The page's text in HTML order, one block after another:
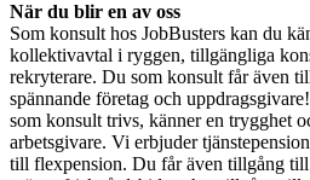
När du blir en av oss
Som konsult hos JobBusters kan du
kollektivavtal i ryggen, tillgängliga
rekryterare. Du som konsult får även
spännande företag och
som konsult trivs, känner en trygghet
arbetsgivare. Vi erbjuder
till flexpension. Du får även tillgång